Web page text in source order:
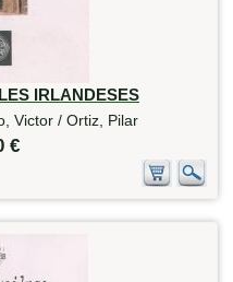
IRLANDESES
Victor / Ortiz, Pilar
€